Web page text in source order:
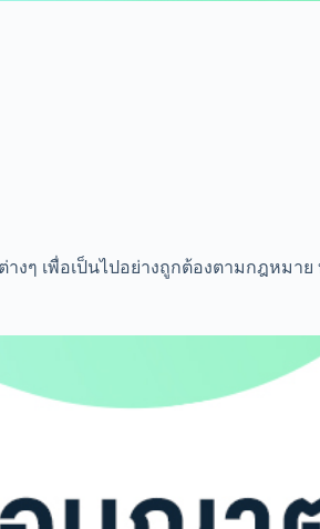
เพื่อเป็นไปอย่างถูกต้องตามกฎหมาย